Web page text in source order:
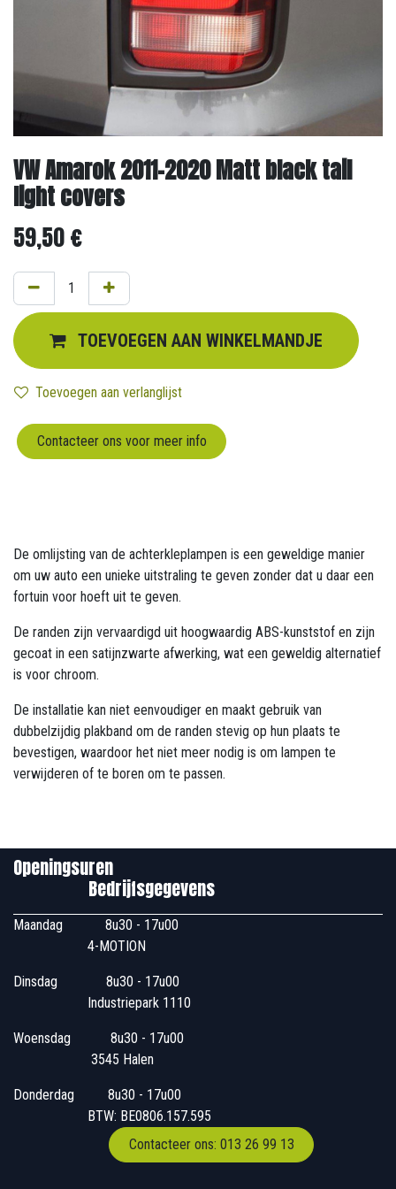
VW Amarok 2011-2020 Matt black tail
light covers
59,50€
TOEVOEGEN AAN WINKELMANDJE
Toevoegen aan verlanglijst
Contacteer ons voor meer info
De omlijsting van de achterkleplampen is een geweldige manier
om uw auto een unieke uitstraling te geven zonder dat u daar een
fortuin voor hoeft uit te geven.
De randen zijn vervaardigd uit hoogwaardig ABS-kunststof en zijn
gecoat in een satijnzwarte afwerking, wat een geweldig alternatief
is voor chroom.
De installatie kan niet eenvoudiger en maakt gebruik van
dubbelzijdig plakband om de randen stevig op hun plaats te
bevestigen, waardoor het niet meer nodig is om lampen te
verwijderen of te boren om te passen.
Openingsuren
Bedrijfsgegevens
Maandag
​8u30 - 17u00
4-MOTION
Dinsdag
​8u30 - 17u00
Industriepark 1110
Woensdag
​​​ 8u30 - 17u00
3545 Halen
Donderdag
​​8u30 - 17u00
BTW: BE0806.157.595
Contacteer ons: 013 26 99 13